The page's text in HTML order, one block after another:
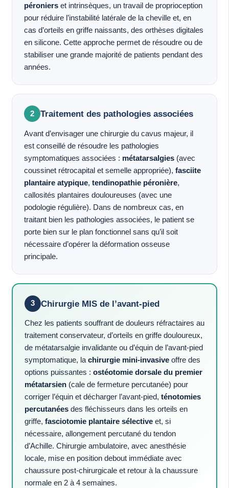
péronierset intrinsèques, un travail de proprioception
pour réduire l’instabilité latérale de la cheville et, en
cas d’orteils en griffe naissants, des orthèses digitales
en silicone. Cette approche permet de résoudre ou de
stabiliser une grande majorité de patients pendant des
années.
2 Traitement des pathologies associées
Avant d’envisager une chirurgie du cavus majeur, il
est conseillé de résoudre les pathologies
symptomatiques associées : métatarsalgies(avec
coussinet rétrocapital et semelle appropriée), fasciite
plantaire atypique, tendinopathie péronière,
callosités plantaires douloureuses (avec une
podologie régulière). Dans de nombreux cas, en
traitant bien les pathologies associées, le patient se
porte bien sur le plan fonctionnel sans qu’il soit
nécessaire d’opérer la déformation osseuse
principale.
3 Chirurgie MIS de l’avant-pied
Chez les patients souffrant de douleurs réfractaires au
traitement conservateur, d’orteils en griffe douloureux,
de métatarsalgie invalidante ou d’équin de l’avant-pied
symptomatique, lachirurgie mini-invasiveoffre des
options puissantes : ostéotomie dorsale du premier
métatarsien(cale de fermeture percutanée) pour
corriger l’équin et décharger l’avant-pied, ténotomies
percutanéesdes fléchisseurs dans les orteils en
griffe, fasciotomie plantaire sélectiveet, si
nécessaire, allongement percutané du tendon
d’Achille. Chirurgie ambulatoire, avec anesthésie
locale, mise en position debout immédiate avec
chaussure post-chirurgicale et retour à la chaussure
normale en 2 à 4 semaines.